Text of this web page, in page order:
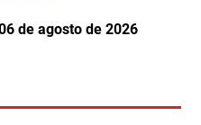
de agosto de 2026